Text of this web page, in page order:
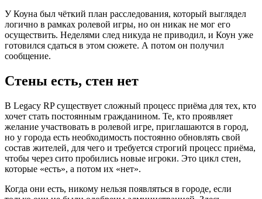
У Коуна был чёткий план расследования, который выглядел
логично в рамках ролевой игры, но он никак не мог его
осуществить. Неделями след никуда не приводил, и Коун уже
готовился сдаться в этом сюжете. А потом он получил
сообщение.
Стены есть, стен нет
В Legacy RP существует сложный процесс приёма для тех, кто
хочет стать постоянным гражданином. Те, кто проявляет
желание участвовать в ролевой игре, приглашаются в город,
но у города есть необходимость постоянно обновлять свой
состав жителей, для чего и требуется строгий процесс приёма,
чтобы через сито пробились новые игроки. Это цикл стен,
которые «есть», а потом их «нет».
Когда они есть, никому нельзя появляться в городе, если